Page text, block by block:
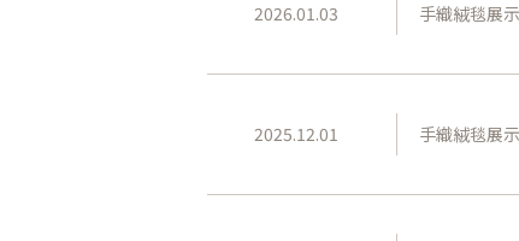
2026.01.03 手織絨毯展
2025.12.01 手織絨毯展